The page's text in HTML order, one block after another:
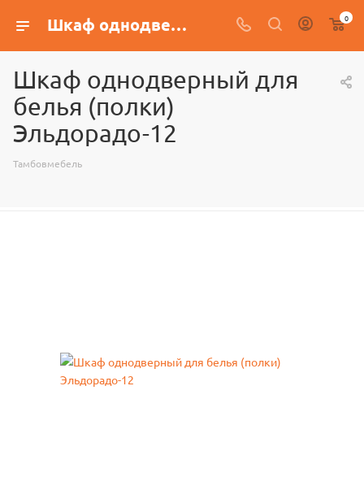
Шкаф однодверный для белья (полки) Эльдорадо-12 0
Шкаф однодверный для
белья (полки)
Эльдорадо-12
Тамбовмебель